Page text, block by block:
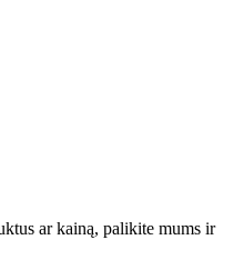
ar kainą, palikite mums ir